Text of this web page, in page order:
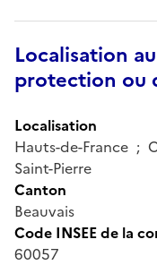
Localisation
protection ou
Localisation
Hauts-de-France ;
Saint-Pierre
Canton
Beauvais
Code INSEE de la
60057